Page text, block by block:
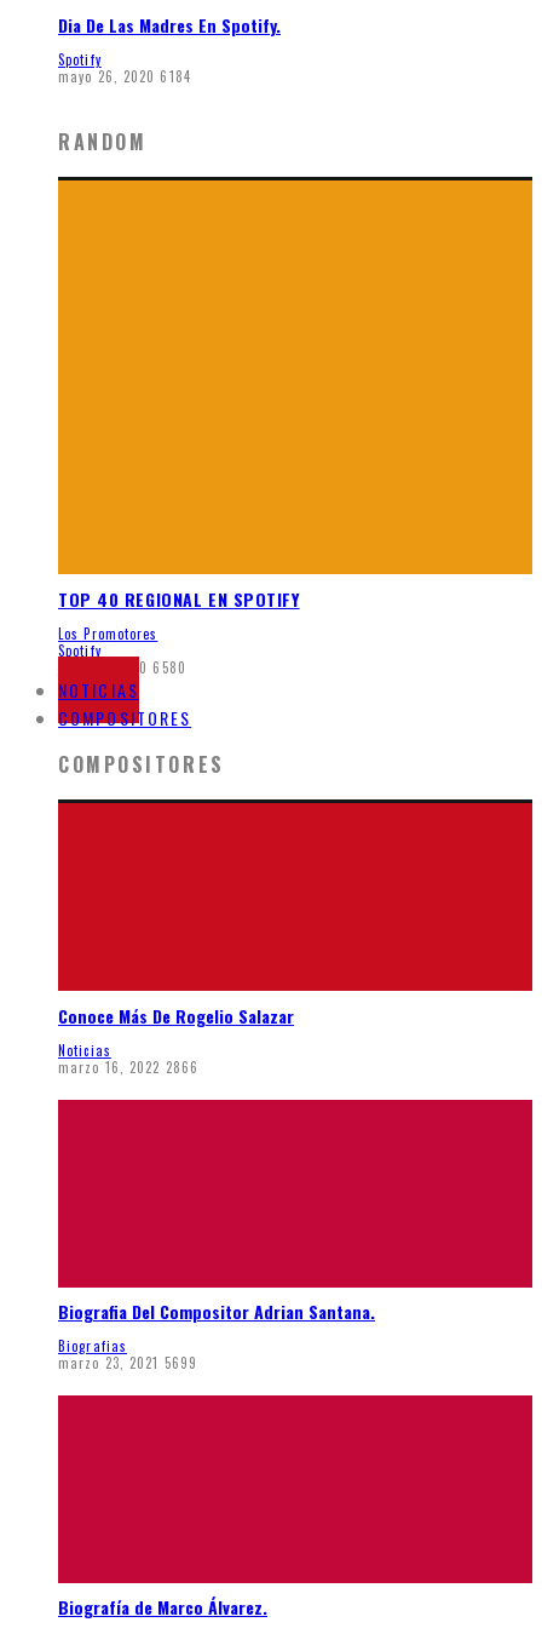
Dia De Las Madres En Spotify.
Spotify
mayo 26, 2020 6184
RANDOM
TOP 40 REGIONAL EN SPOTIFY
Los Promotores
Spotify
junio 8, 2020 6580
NOTICIAS
COMPOSITORES
COMPOSITORES
Conoce Más De Rogelio Salazar
Noticias
marzo 16, 2022 2866
Biografia Del Compositor Adrian Santana.
Biografias
marzo 23, 2021 5699
Biografía de Marco Álvarez.